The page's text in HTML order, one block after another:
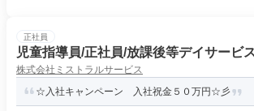
正社員
児童指導員/正社員/放課後等デイサービ
株式会社ミストラルサービス
☆入社キャンペーン 入社祝金５０万円☆彡